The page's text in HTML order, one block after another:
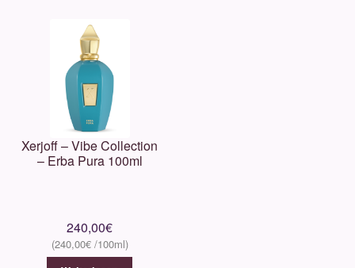
Xerjoff – Vibe Collection
– Erba Pura 100ml
240,00€
240,00€